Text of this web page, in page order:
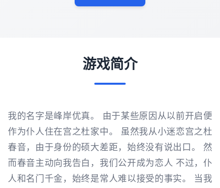
游戏简介
我的名字是峰岸优真。 由于某些原因从以前开启便
作为仆人住在宫之杜家中。 虽然我从小迷恋宫之杜
春音，由于身份的硕大差距，始终没有说出口。 然
而春音主动向我告白，我们公开成为恋人 不过，仆
人和名门千金，始终是常人难以接受的事实。 当我